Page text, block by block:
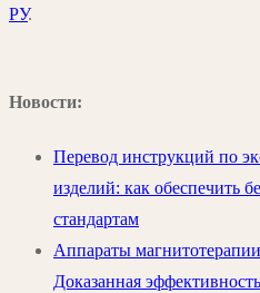
РУ.
Новости:
Перевод инструкций по
изделий: как обеспечить
стандартам
Аппараты
Доказанная